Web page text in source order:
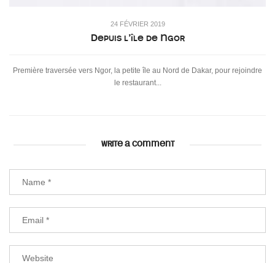
24 FÉVRIER 2019
Depuis l’île de Ngor
Première traversée vers Ngor, la petite île au Nord de Dakar, pour rejoindre
le restaurant...
WRITE A COMMENT